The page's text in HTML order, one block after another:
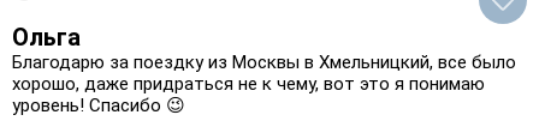
Ольга
Благодарю за поездку из Москвы в Хмельницкий, все было
хорошо, даже придраться не к чему, вот это я понимаю
уровень! Спасибо 😉